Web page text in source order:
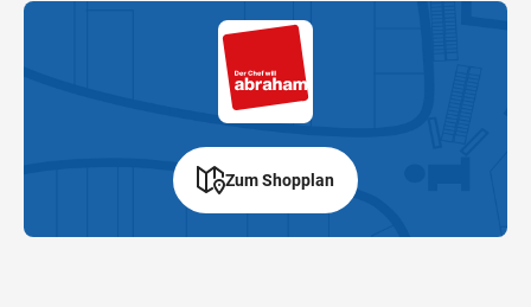
Zum Shopplan